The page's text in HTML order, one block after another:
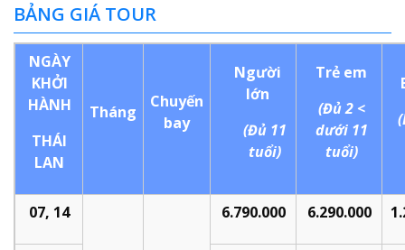
BẢNG GIÁ TOUR
NGÀY
KHỞI
HÀNH
THÁI
LAN
Tháng
Chuyến
bay
Người
lớn
(Đủ 11
tuổi)
Trẻ em
(Đủ 2 <
dưới 11
tuổi)
07, 14 6.790.000 6.290.000